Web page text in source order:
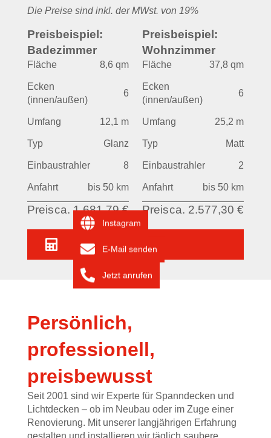
Die Preise sind inkl. der MWst. von 19%
Preisbeispiel:
Badezimmer
Fläche 8,6 qm
Ecken
(innen/außen)
6
Umfang 12,1 m
Typ Glanz
Einbaustrahler 8
Anfahrt bis 50 km
Preisca. 1.681,79 €
Preisbeispiel:
Wohnzimmer
Fläche 37,8 qm
Ecken
(innen/außen)
6
Umfang 25,2 m
Typ Matt
Einbaustrahler 2
Anfahrt bis 50 km
Preisca. 2.577,30 €
Angebot anfragen
Persönlich,
professionell,
preisbewusst
Seit 2001 sind wir Experte für Spanndecken und
Lichtdecken – ob im Neubau oder im Zuge einer
Renovierung. Mit unserer langjährigen Erfahrung
gestalten und installieren wir täglich saubere
Instagram
E-Mail senden
Jetzt anrufen